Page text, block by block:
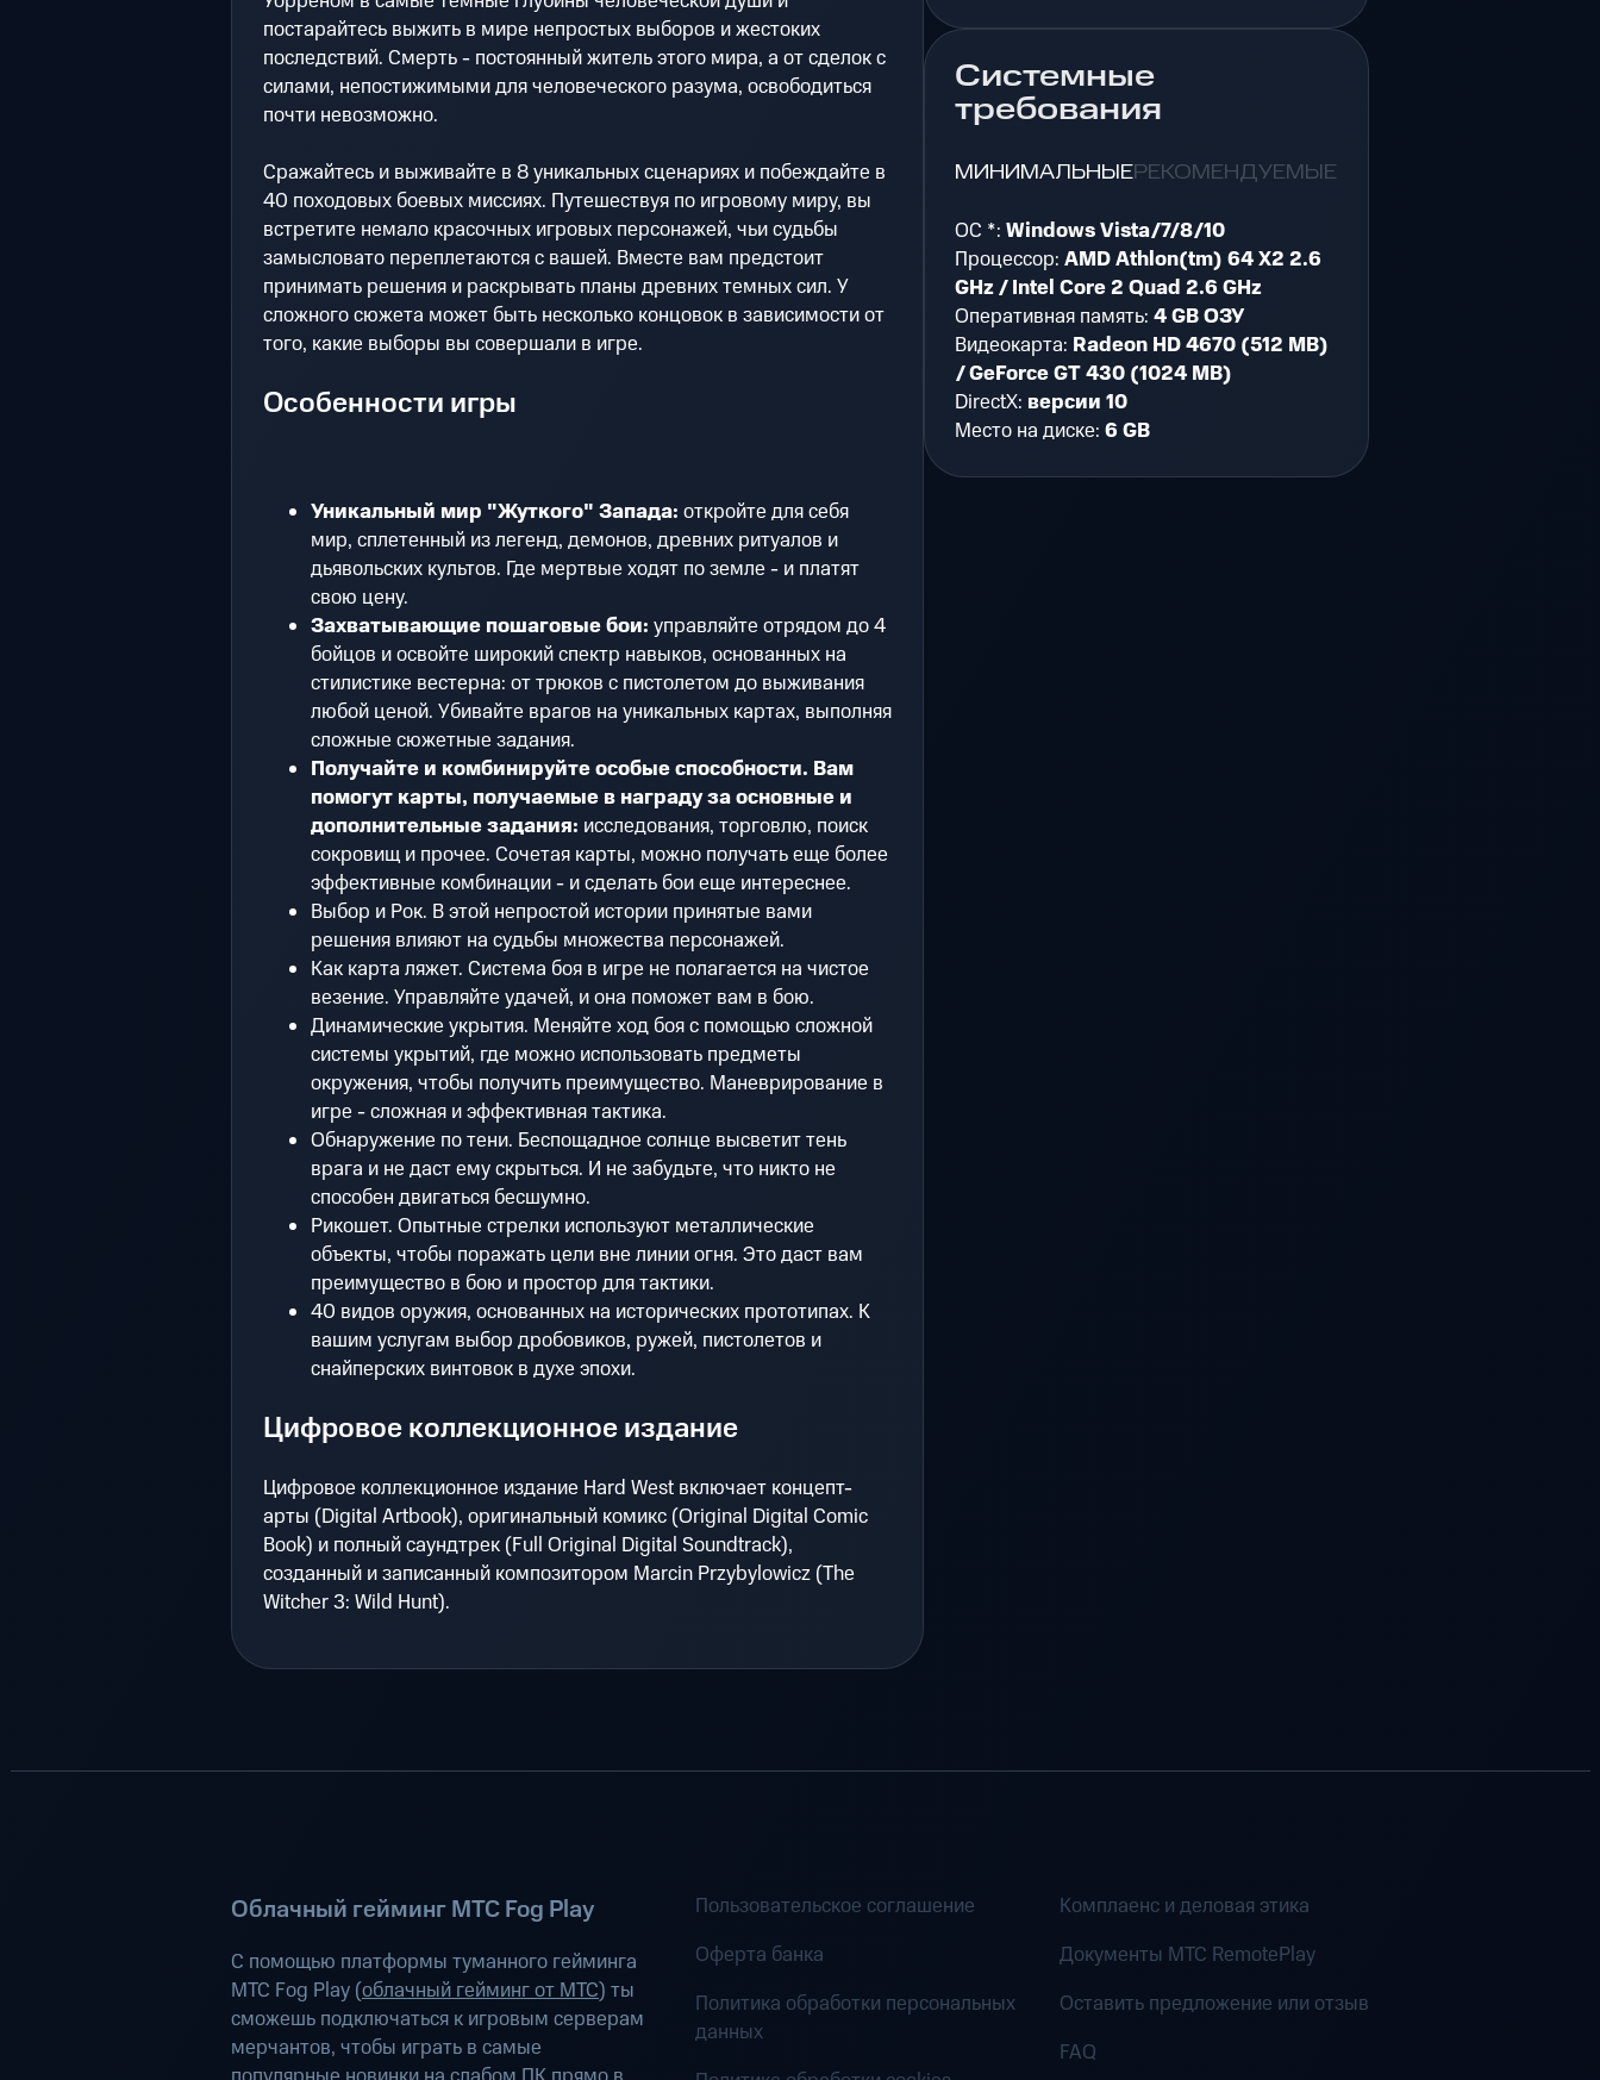
постарайтесь выжить в мире непростых выборов и жестоких
последствий. Смерть - постоянный житель этого мира, а от сделок с
силами, непостижимыми для человеческого разума, освободиться
почти невозможно.
Сражайтесь и выживайте в 8 уникальных сценариях и побеждайте в
40 походовых боевых миссиях. Путешествуя по игровому миру, вы
встретите немало красочных игровых персонажей, чьи судьбы
замысловато переплетаются с вашей. Вместе вам предстоит
принимать решения и раскрывать планы древних темных сил. У
сложного сюжета может быть несколько концовок в зависимости от
того, какие выборы вы совершали в игре.
Особенности игры
Уникальный мир "Жуткого" Запада: откройте для себя
мир, сплетенный из легенд, демонов, древних ритуалов и
дьявольских культов. Где мертвые ходят по земле - и платят
свою цену.
Захватывающие пошаговые бои: управляйте отрядом до 4
бойцов и освойте широкий спектр навыков, основанных на
стилистике вестерна: от трюков с пистолетом до выживания
любой ценой. Убивайте врагов на уникальных картах, выполняя
сложные сюжетные задания.
Получайте и комбинируйте особые способности. Вам
помогут карты, получаемые в награду за основные и
дополнительные задания: исследования, торговлю, поиск
сокровищ и прочее. Сочетая карты, можно получать еще более
эффективные комбинации - и сделать бои еще интереснее.
Выбор и Рок. В этой непростой истории принятые вами
решения влияют на судьбы множества персонажей.
Как карта ляжет. Система боя в игре не полагается на чистое
везение. Управляйте удачей, и она поможет вам в бою.
Динамические укрытия. Меняйте ход боя с помощью сложной
системы укрытий, где можно использовать предметы
окружения, чтобы получить преимущество. Маневрирование в
игре - сложная и эффективная тактика.
Обнаружение по тени. Беспощадное солнце высветит тень
врага и не даст ему скрыться. И не забудьте, что никто не
способен двигаться бесшумно.
Рикошет. Опытные стрелки используют металлические
объекты, чтобы поражать цели вне линии огня. Это даст вам
преимущество в бою и простор для тактики.
40 видов оружия, основанных на исторических прототипах. К
вашим услугам выбор дробовиков, ружей, пистолетов и
снайперских винтовок в духе эпохи.
Цифровое коллекционное издание
Цифровое коллекционное издание Hard West включает концепт-
арты (Digital Artbook), оригинальный комикс (Original Digital Comic
Book) и полный саундтрек (Full Original Digital Soundtrack),
созданный и записанный композитором Marcin Przybylowicz (The
Witcher 3: Wild Hunt).
Системные
требования
МИНИМАЛЬНЫЕРЕКОМЕНДУЕМЫЕ
ОС *:Windows Vista/7/8/10
Процессор:AMD Athlon(tm) 64 X2 2.6
GHz / Intel Core 2 Quad 2.6 GHz
Оперативная память:4 GB ОЗУ
Видеокарта: Radeon HD 4670 (512 MB)
/ GeForce GT 430 (1024 MB)
DirectX: версии 10
Место на диске:6 GB
Облачный гейминг МТС Fog Play
С помощью платформы туманного гейминга
МТС Fog Play (облачный гейминг от МТС) ты
сможешь подключаться к игровым серверам
мерчантов, чтобы играть в самые
Пользовательское соглашение
Оферта банка
Политика обработки персональных
данных
Комплаенс и деловая этика
Документы MTC RemotePlay
Оставить предложение или отзыв
FAQ